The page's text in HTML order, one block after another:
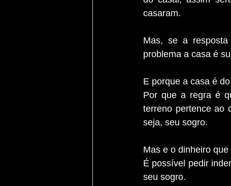
casaram.
Mas, se a
problema a casa é
E porque a casa é
Por que a regra é
terreno pertence ao
seja, seu sogro.
Mas e o dinheiro
É possível pedir
seu sogro.